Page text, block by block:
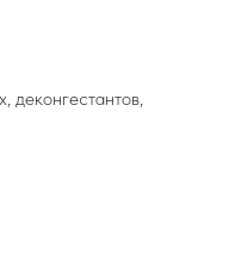
деконгестантов,